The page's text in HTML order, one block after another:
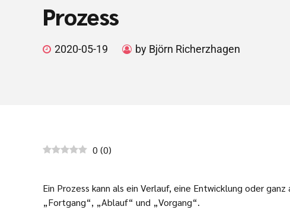
Prozess
2020-05-19 by Björn Richerzhagen
0 (0)
Ein Prozess kann als ein Verlauf, eine Entwicklung oder
„Fortgang“, „Ablauf“ und „Vorgang“.